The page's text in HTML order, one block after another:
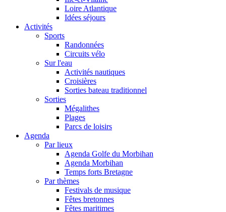
Loire Atlantique
Idées séjours
Activités
Sports
Randonnées
Circuits vélo
Sur l'eau
Activités nautiques
Croisières
Sorties bateau traditionnel
Sorties
Mégalithes
Plages
Parcs de loisirs
Agenda
Par lieux
Agenda Golfe du Morbihan
Agenda Morbihan
Temps forts Bretagne
Par thèmes
Festivals de musique
Fêtes bretonnes
Fêtes maritimes